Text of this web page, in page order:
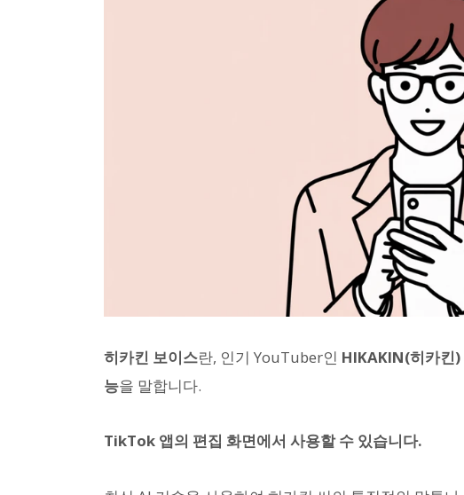
히카킨 보이스란, 인기 YouTuber인 HIKAKIN(히카킨)
능을 말합니다.
TikTok 앱의 편집 화면에서 사용할 수 있습니다.